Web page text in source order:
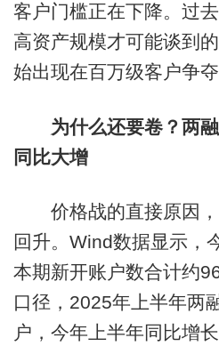
客户门槛正在下降。过
高资产规模才可能谈到
始出现在百万级客户争夺
为什么还要卷？两
同比大增
价格战的直接原因，
回升。Wind数据显示，
本期新开账户数合计约
口径，2025年上半年两
户，今年上半年同比增长